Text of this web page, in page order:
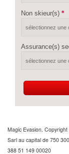
Non skieur(s)
Assurance(s)
Magic Evasion.
Sarl au capital de 750
388 51 149 00020